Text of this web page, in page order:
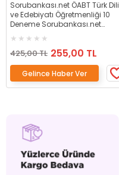
Sorubankası.net ÖABT Türk Dili
ve Edebiyatı Öğretmenliği 10
Deneme Sorubankası.net
425,00 TL 255,00 TL
Gelince Haber Ver